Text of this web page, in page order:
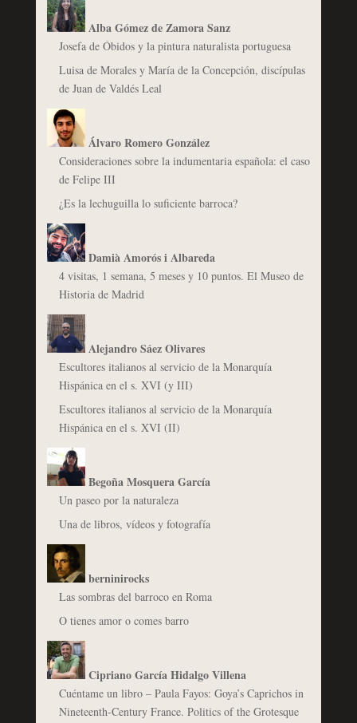
Alba Gómez de Zamora Sanz
Josefa de Óbidos y la pintura naturalista portuguesa
Luisa de Morales y María de la Concepción, discípulas
de Juan de Valdés Leal
Álvaro Romero González
Consideraciones sobre la indumentaria española: el caso
de Felipe III
¿Es la lechuguilla lo suficiente barroca?
Damià Amorós i Albareda
4 visitas, 1 semana, 5 meses y 10 puntos. El Museo de
Historia de Madrid
Alejandro Sáez Olivares
Escultores italianos al servicio de la Monarquía
Hispánica en el s. XVI (y III)
Escultores italianos al servicio de la Monarquía
Hispánica en el s. XVI (II)
Begoña Mosquera García
Un paseo por la naturaleza
Una de libros, vídeos y fotografía
berninirocks
Las sombras del barroco en Roma
O tienes amor o comes barro
Cipriano García Hidalgo Villena
Cuéntame un libro – Paula Fayos: Goya’s Caprichos in
Nineteenth-Century France. Politics of the Grotesque